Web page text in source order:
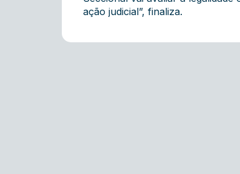
ação judicial”, finaliza.